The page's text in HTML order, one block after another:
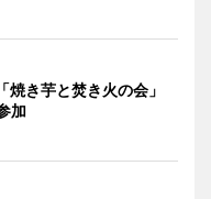
き芋と焚き火の会」
加